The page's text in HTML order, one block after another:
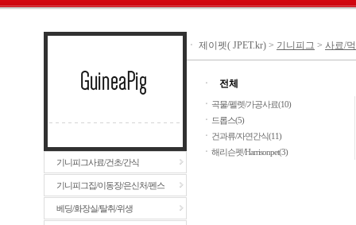
기니피그사료/건초/간식
기니피그집/이동장/은신처/펜스
베딩/화장실/탈취/위생
ㆍ 제이펫( JPET.kr) > 기니피그 > 사료/
ㆍ
전체
ㆍ 곡물/펠렛/가공사료(10)
ㆍ 드롭스(5)
ㆍ 건과류/자연간식(11)
ㆍ 해리슨펫/Harrisonpet(3)